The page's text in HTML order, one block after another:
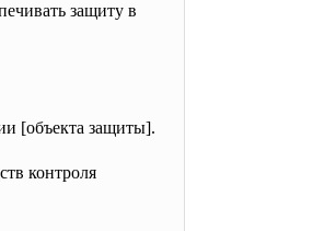
защиту в
[объекта защиты].
контроля